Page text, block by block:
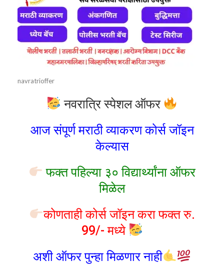
navratrioffer
नवरात्रि स्पेशल ऑफर
आज संपूर्ण मराठी व्याकरण कोर्स जॉइन
केल्यास
फक्त पहिल्या ३० विद्यार्थ्यांना ऑफर
मिळेल
कोणताही कोर्स जॉइन करा फक्त रु.
99/- मध्ये
अशी ऑफर पुन्हा मिळणार नाही